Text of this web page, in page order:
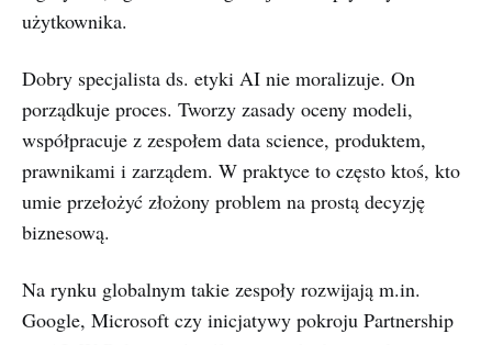
użytkownika.
Dobry specjalista ds. etyki AI nie moralizuje. On
porządkuje proces. Tworzy zasady oceny modeli,
współpracuje z zespołem data science, produktem,
prawnikami i zarządem. W praktyce to często ktoś, kto
umie przełożyć złożony problem na prostą decyzję
biznesową.
Na rynku globalnym takie zespoły rozwijają m.in.
Google, Microsoft czy inicjatywy pokroju Partnership